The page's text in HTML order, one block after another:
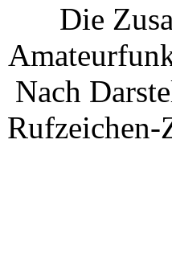
Die
Nach
Rufzeichen-